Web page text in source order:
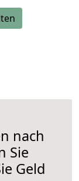
nach
Sie
Geld